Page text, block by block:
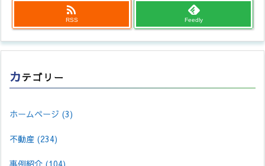

RSS Feedly
カテゴリー
ホームページ (3)
不動産 (234)